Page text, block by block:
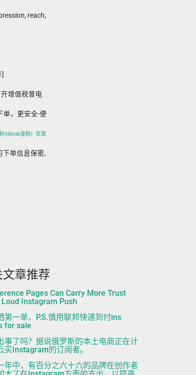
reach,
增值税普电
单，更安全-便
|tiktok涨粉|- 货真
单信息保密,
文章推荐
Pages Can Carry More Trust
Instagram Push
第一单，P.S.慎用联邦快递到付ins
for sale
事了吗？据说俄罗斯的本土电商正在计
买Instagram的订阅者。
年中，有百分之六十六的品牌在创作者